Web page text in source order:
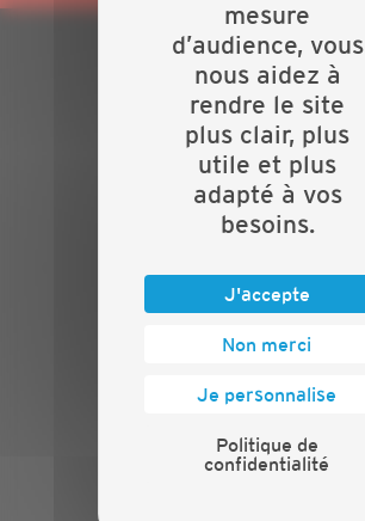
PLAN DU SITE
Actualités
Evénements
Présentation
Nos batailles
Contact
INFORMATIONS
Mentions légales
PRESSE
mesure
d’audience, vous
nous aidez à
rendre le site
plus clair, plus
utile et plus
adapté à vos
besoins.
J'accepte
Non merci
Je personnalise
Politique de
confidentialité